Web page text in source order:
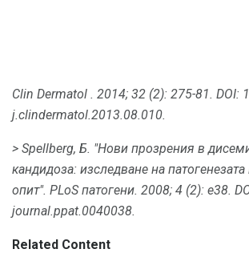
Clin Dermatol . 2014; 32 (2): 275-81. DOI:
j.clindermatol.2013.08.010.
> Spellberg, Б. "Нови прозрения в
кандидоза: изследване на
опит". PLoS патогени. 2008; 4 (2): e38.
journal.ppat.0040038.
Related Content